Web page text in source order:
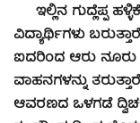
ಇಲ್ಲಿನ ಗುದ್ಲೆಪ್ಪ
ವಿದ್ಯಾರ್ಥಿಗಳು
ಐದರಿಂದ ಆರು ನೂರು
ವಾಹನಗಳನ್ನು
ಆವರಣದ ಒಳಗಡೆ